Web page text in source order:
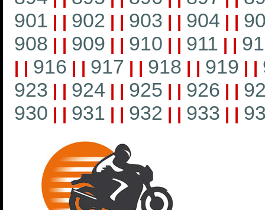
901 | | 902 | | 903 | | 904 | |
908 | | 909 | | 910 | | 911 | |
| | 916 | | 917 | | 918 | | 919 | |
923 | | 924 | | 925 | | 926 | |
930 | | 931 | | 932 | | 933 | |